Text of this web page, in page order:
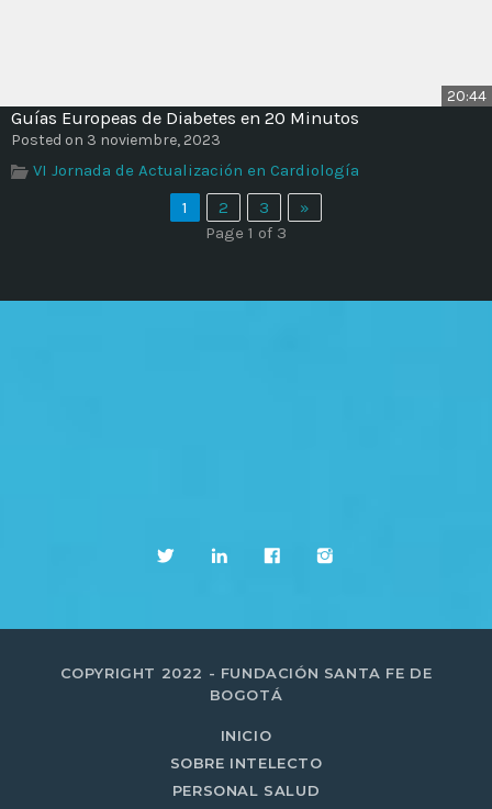
20:44
Guías Europeas de Diabetes en 20 Minutos
Posted on 3 noviembre, 2023
VI Jornada de Actualización en Cardiología
1
2 3
»
Page 1 of 3
COPYRIGHT 2022 - FUNDACIÓN SANTA FE DE
BOGOTÁ
INICIO
SOBRE INTELECTO
PERSONAL SALUD